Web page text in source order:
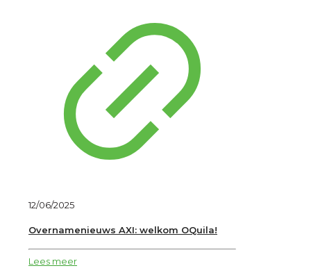
12/06/2025
Overnamenieuws AXI: welkom OQuila!
Lees meer